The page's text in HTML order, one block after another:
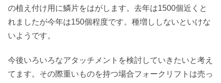
の植え付け用に鱗片をはがします。去年は1500個近くと
れましたが今年は150個程度です。種増ししないといけな
いようです。
今後いろいろなアタッチメントを検討していきたいと考え
てます。その際重いものを持つ場合フォークリフトは売っ